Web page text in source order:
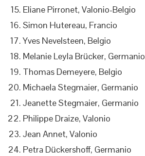
Eliane Pirronet, Valonio-Belgio
Simon Hutereau, Francio
Yves Nevelsteen, Belgio
Melanie Leyla Brücker, Germanio
Thomas Demeyere, Belgio
Michaela Stegmaier, Germanio
Jeanette Stegmaier, Germanio
Philippe Draize, Valonio
Jean Annet, Valonio
Petra Dückershoff, Germanio